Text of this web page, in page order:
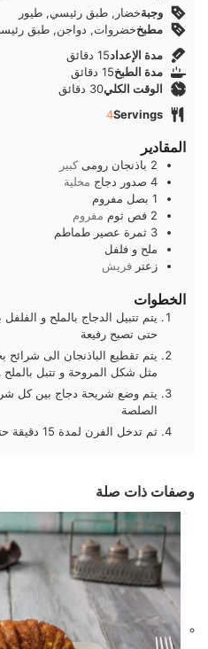
وجبةخضار, طبق رئيسي, طيور
مطبخخضروات, دواجن, طبق
مدة الإعداد15دقائق
دقائق
مدة الطبخ15دقائق
دقائق
الوقت الكلي30 دقائق
دقائق
Servings
4
المقادير
2 باذنجان رومى كبير
4 صدور دجاج مخلية
1 بصل مفروم
2 فص ثوم مفروم
3 ثمرة عصير طماطم
ملح و فلفل
زعتر فريش
الخطوات
يتم تتبيل الدجاج بالملح و
حتى تصبح رفيعة
يتم تقطيع الباذنجان الى
مثل شكل المروحة و تتبل بالملح
يتم وضع شريحة دجاج بين كل
الصلصة
ثم تدخل الفرن لمدة 15 دقيقة حتى النضج و بالهنا و الشفا
وصفات ذات صلة